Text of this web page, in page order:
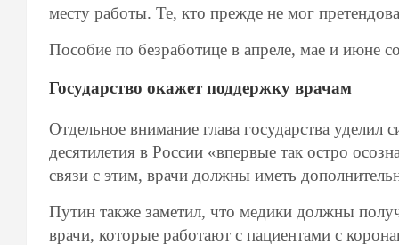
месту работы. Те, кто прежде не мог
Пособие по безработице в апреле, мае и июне
Государство окажет поддержку врачам
Отдельное внимание глава государства
десятилетия в России «впервые так остро
связи с этим, врачи должны иметь
Путин также заметил, что медики должны
врачи, которые работают с пациентами с